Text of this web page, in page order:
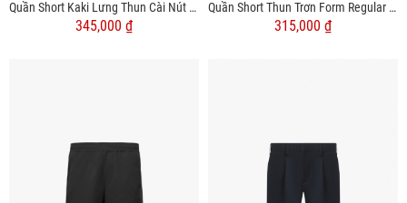
Quần Short Kaki Lưng Thun Cài Nút Form Regular QS060
345,000 ₫
Quần Short Thun Trơn Form Regular QS072
315,000 ₫